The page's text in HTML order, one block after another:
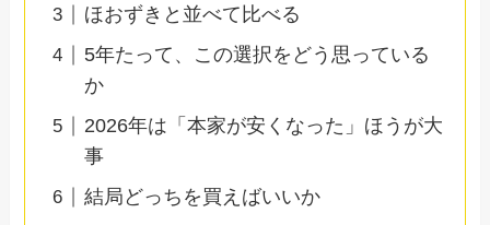
ほおずきと並べて比べる
5年たって、この選択をどう思っている
か
2026年は「本家が安くなった」ほうが大
事
結局どっちを買えばいいか